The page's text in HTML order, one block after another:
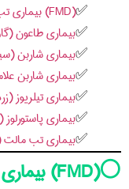
(FMD) بیماری تب برفکی (دهن زخم یا دباغ)
بیماری طاعون
بیماری شاربن
بیماری شاربن
بیماری تیلریوز
بیماری
بیماری تب مالت
⚪️(FMD) بیماری تب برفکی (دهن زخم یا دباغ)